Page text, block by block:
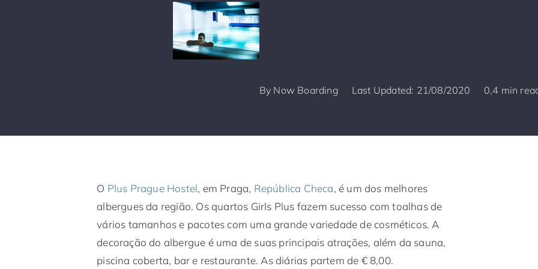
By Now Boarding Last Updated: 21/08/2020 0,4 min
O Plus Prague Hostel, em Praga, República Checa, é um dos melhores
albergues da região. Os quartos Girls Plus fazem sucesso com toalhas de
vários tamanhos e pacotes com uma grande variedade de cosméticos. A
decoração do albergue é uma de suas principais atrações, além da sauna,
piscina coberta, bar e restaurante. As diárias partem de € 8,00.